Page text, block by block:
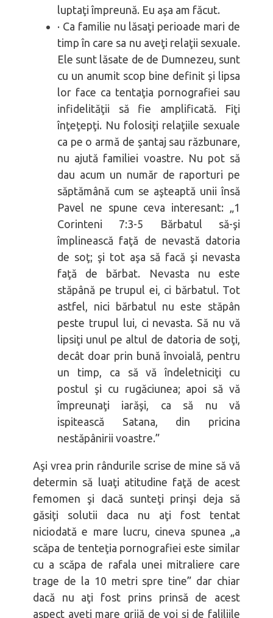
luptaţi împreună. Eu aşa am făcut.
· Ca familie nu lăsaţi perioade mari de
timp în care sa nu aveţi relaţii sexuale.
Ele sunt lăsate de de Dumnezeu, sunt
cu un anumit scop bine definit şi lipsa
lor face ca tentaţia pornografiei sau
infidelităţii să fie amplificată. Fiţi
înţeţepţi. Nu folosiţi relaţiile sexuale
ca pe o armă de şantaj sau răzbunare,
nu ajută familiei voastre. Nu pot să
dau acum un număr de raporturi pe
săptămână cum se aşteaptă unii însă
Pavel ne spune ceva interesant: „1
Corinteni 7:3-5 Bărbatul să-şi
împlinească faţă de nevastă datoria
de soţ; şi tot aşa să facă şi nevasta
faţă de bărbat. Nevasta nu este
stăpână pe trupul ei, ci bărbatul. Tot
astfel, nici bărbatul nu este stăpân
peste trupul lui, ci nevasta. Să nu vă
lipsiţi unul pe altul de datoria de soţi,
decât doar prin bună învoială, pentru
un timp, ca să vă îndeletniciţi cu
postul şi cu rugăciunea; apoi să vă
împreunaţi iarăşi, ca să nu vă
ispitească Satana, din pricina
nestăpânirii voastre.”
Aşi vrea prin rândurile scrise de mine să vă
determin să luaţi atitudine faţă de acest
femomen şi dacă sunteţi prinşi deja să
găsiţi solutii daca nu aţi fost tentat
niciodată e mare lucru, cineva spunea „a
scăpa de tenteţia pornografiei este similar
cu a scăpa de rafala unei mitraliere care
trage de la 10 metri spre tine” dar chiar
dacă nu aţi fost prins prinsă de acest
aspect aveţi mare grijă de voi şi de faliliile